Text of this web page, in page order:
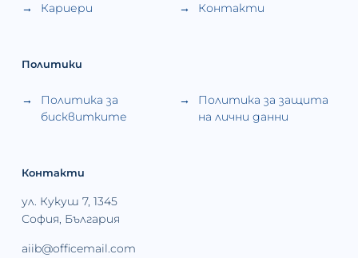
Кариери Контакти
Политики
Политика за
бисквитките
Политика за защита
на лични данни
Контакти
ул. Кукуш 7, 1345
София, България
aiib@officemail.com